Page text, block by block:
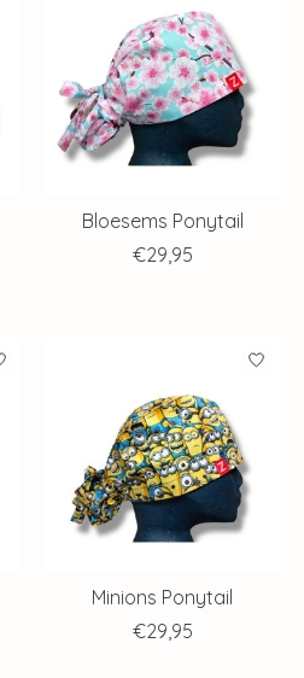
Bloesems Ponytail
€29,95
Minions Ponytail
€29,95